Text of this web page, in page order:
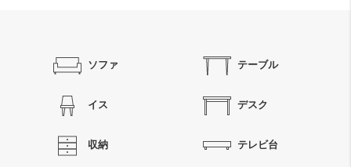
ソファ テーブル
イス デスク
収納 テレビ台